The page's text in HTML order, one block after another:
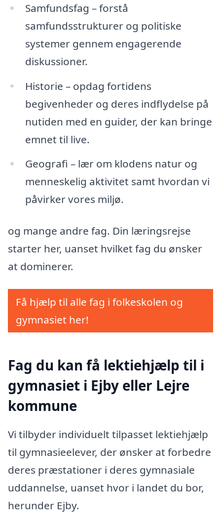
Samfundsfag – forstå
samfundsstrukturer og politiske
systemer gennem engagerende
diskussioner.
Historie – opdag fortidens
begivenheder og deres indflydelse på
nutiden med en guider, der kan bringe
emnet til live.
Geografi – lær om klodens natur og
menneskelig aktivitet samt hvordan vi
påvirker vores miljø.
og mange andre fag. Din læringsrejse
starter her, uanset hvilket fag du ønsker
at dominerer.
Få hjælp til alle fag i folkeskolen og
gymnasiet her!
Fag du kan få lektiehjælp til i
gymnasiet i Ejby eller Lejre
kommune
Vi tilbyder individuelt tilpasset lektiehjælp
til gymnasieelever, der ønsker at forbedre
deres præstationer i deres gymnasiale
uddannelse, uanset hvor i landet du bor,
herunder Ejby.